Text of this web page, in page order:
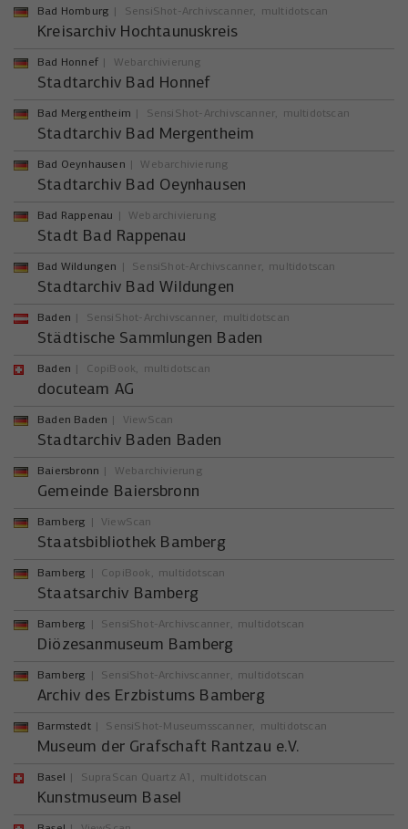
Bad Homburg SensiShot-Archivscanner multidotscan
Kreisarchiv Hochtaunuskreis
Bad Honnef Webarchivierung
Stadtarchiv Bad Honnef
Bad Mergentheim SensiShot-Archivscanner multidotscan
Stadtarchiv Bad Mergentheim
Bad Oeynhausen Webarchivierung
Stadtarchiv Bad Oeynhausen
Bad Rappenau Webarchivierung
Stadt Bad Rappenau
Bad Wildungen SensiShot-Archivscanner multidotscan
Stadtarchiv Bad Wildungen
Baden SensiShot-Archivscanner multidotscan
Städtische Sammlungen Baden
Baden CopiBook multidotscan
docuteam AG
Baden Baden ViewScan
Stadtarchiv Baden Baden
Baiersbronn Webarchivierung
Gemeinde Baiersbronn
Bamberg ViewScan
Staatsbibliothek Bamberg
Bamberg CopiBook multidotscan
Staatsarchiv Bamberg
Bamberg SensiShot-Archivscanner multidotscan
Diözesanmuseum Bamberg
Bamberg SensiShot-Archivscanner multidotscan
Archiv des Erzbistums Bamberg
Barmstedt SensiShot-Museumsscanner multidotscan
Museum der Grafschaft Rantzau e.V.
Basel SupraScan Quartz A1 multidotscan
Kunstmuseum Basel